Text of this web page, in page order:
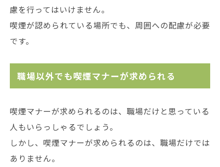
慮を行ってはいけません。
喫煙が認められている場所でも、周囲への配慮が必要
です。
職場以外でも喫煙マナーが求められる
喫煙マナーが求められるのは、職場だけと思っている
人もいらっしゃるでしょう。
しかし、喫煙マナーが求められるのは、職場だけでは
ありません。